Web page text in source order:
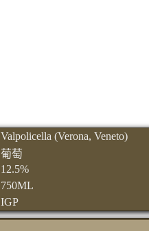
Valpolicella (Verona, Veneto)
葡萄
12.5%
750ML
IGP